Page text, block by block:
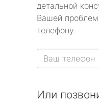
детальной
Вашей
телефону.
Или